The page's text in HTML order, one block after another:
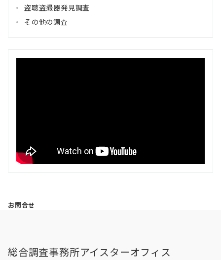
盗聴盗撮器発見調査
その他の調査
お問合せ
総合調査事務所アイスターオフィス